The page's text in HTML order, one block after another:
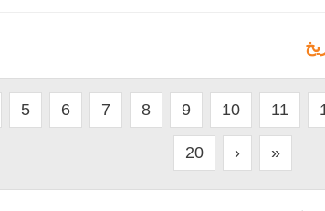
5 6 7 8 9 10 11
20 › »